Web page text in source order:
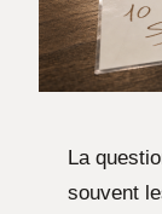
La
souvent